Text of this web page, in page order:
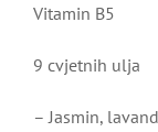
Vitamin B5
9 cvjetnih ulja
– Jasmin,